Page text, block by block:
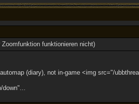
Zoomfunktion funktionieren nicht)
(diary), not in-game <img src="/
down"...